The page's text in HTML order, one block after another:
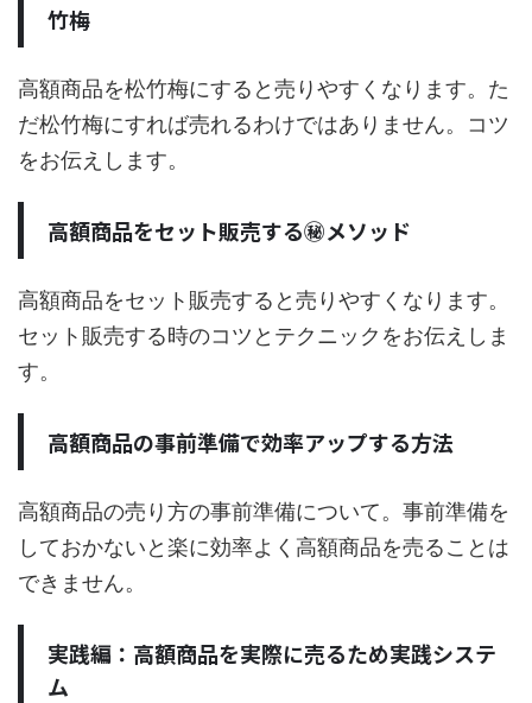
竹梅
高額商品を松竹梅にすると売りやすくなります。た
だ松竹梅にすれば売れるわけではありません。コツ
をお伝えします。
高額商品をセット販売する㊙メソッド
高額商品をセット販売すると売りやすくなります。
セット販売する時のコツとテクニックをお伝えしま
す。
高額商品の事前準備で効率アップする方法
高額商品の売り方の事前準備について。事前準備を
しておかないと楽に効率よく高額商品を売ることは
できません。
実践編：高額商品を実際に売るため実践システ
ム